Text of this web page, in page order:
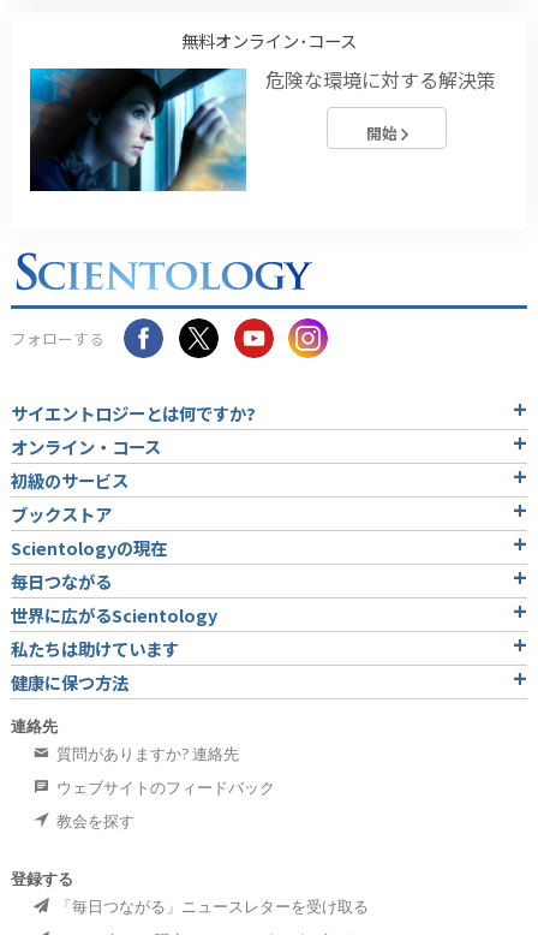
無料オンライン･コース
危険な環境に対する解決策
開始
フォローする
サイエントロジーとは何ですか?
オンライン・コース
初級のサービス
ブックストア
Scientologyの現在
毎日つながる
世界に広がるScientology
私たちは助けています
健康に保つ方法
連絡先
質問がありますか? 連絡先
ウェブサイトのフィードバック
教会を探す
登録する
「毎日つながる」ニュースレターを受け取る